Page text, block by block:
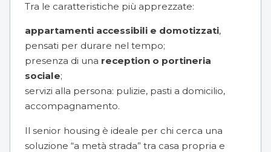
Tra le caratteristiche più apprezzate:
appartamenti accessibili e domotizzati,
pensati per durare nel tempo;
presenza di una reception o portineria
sociale;
servizi alla persona: pulizie, pasti a domicilio,
accompagnamento.
Il senior housing è ideale per chi cerca una
soluzione “a metà strada” tra casa propria e